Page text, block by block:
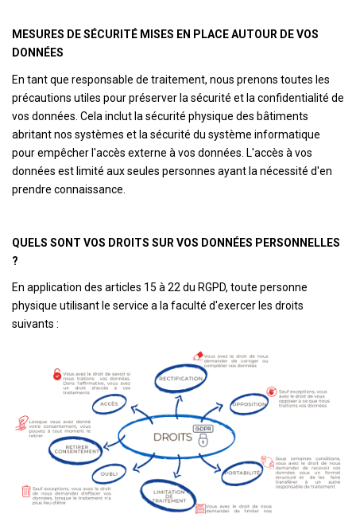
MESURES DE SÉCURITÉ MISES EN PLACE AUTOUR DE VOS
DONNÉES
En tant que responsable de traitement, nous prenons toutes les
précautions utiles pour préserver la sécurité et la confidentialité de
vos données. Cela inclut la sécurité physique des bâtiments
abritant nos systèmes et la sécurité du système informatique
pour empêcher l'accès externe à vos données. L'accès à vos
données est limité aux seules personnes ayant la nécessité d'en
prendre connaissance.
QUELS SONT VOS DROITS SUR VOS DONNÉES PERSONNELLES
?
En application des articles 15 à 22 du RGPD, toute personne
physique utilisant le service a la faculté d'exercer les droits
suivants :